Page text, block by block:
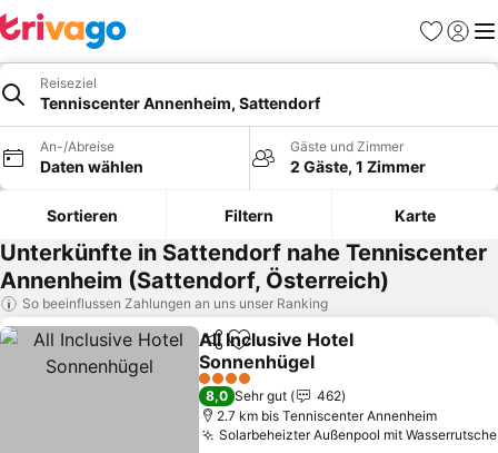
Favoriten
Reiseziel
Tenniscenter Annenheim, Sattendorf
An-/Abreise
Daten wählen
Gäste und Zimmer
2 Gäste, 1 Zimmer
Sortieren Filtern Karte
Unterkünfte in Sattendorf nahe Tenniscenter
Annenheim (Sattendorf, Österreich)
So beeinflussen Zahlungen an uns unser Ranking
TeilenZu Favoriten hinzufügen
All Inclusive Hotel
Sonnenhügel
4 Sterne
8,0 Sehr gut
462
2.7 km bis Tenniscenter Annenheim
Solarbeheizter Außenpool mit Wasserrutsche